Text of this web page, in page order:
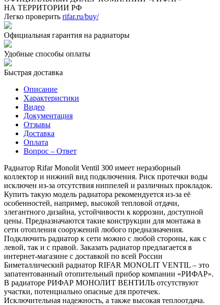
НА ТЕРРИТОРИИ РФ
Легко проверить rifar.ru/buy/
Официальная гарантия на радиаторы
Удобные способы оплаты
Быстрая доставка
Описание
Характеристики
Видео
Документация
Отзывы
Доставка
Оплата
Вопрос – Ответ
Радиатор Rifar Monolit Ventil 300 имеет неразборный
коллектор и нижний вид подключения. Риск протечки воды
исключен из-за отсутствия ниппелей и различных прокладок.
Купить такую модель радиатора рекомендуется из-за её
особенностей, например, высокой тепловой отдачи,
элегантного дизайна, устойчивости к коррозии, доступной
цены. Предназначаются такие конструкции для монтажа в
сети отопления сооружений любого предназначения.
Подключить радиатор к сети можно с любой стороны, как с
левой, так и с правой. Заказать радиатор предлагается в
интернет-магазине с доставкой по всей России
Биметаллический радиатор RIFAR MONOLIT VENTIL – это
запатентованный отопительный прибор компании «РИФАР».
В радиаторе РИФАР МОНОЛИТ ВЕНТИЛЬ отсутствуют
участки, потенциально опасные для протечек.
Исключительная надежность, а также высокая теплоотдача.